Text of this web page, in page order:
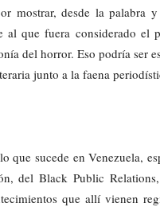
mostrar, desde la palabra
al que fuera considerado el
del horror. Eso podría ser
junto a la faena
sucede en Venezuela,
del Black Public
que allí vienen